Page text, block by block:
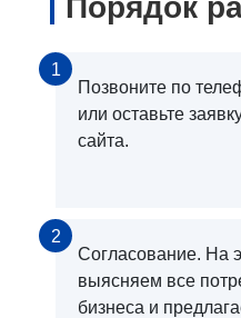
Порядок
1
Позвоните по
или оставьте
сайта.
2
Согласование. На
выясняем все
бизнеса и